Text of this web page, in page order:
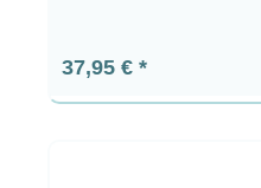
Precio normal:
37,95 €